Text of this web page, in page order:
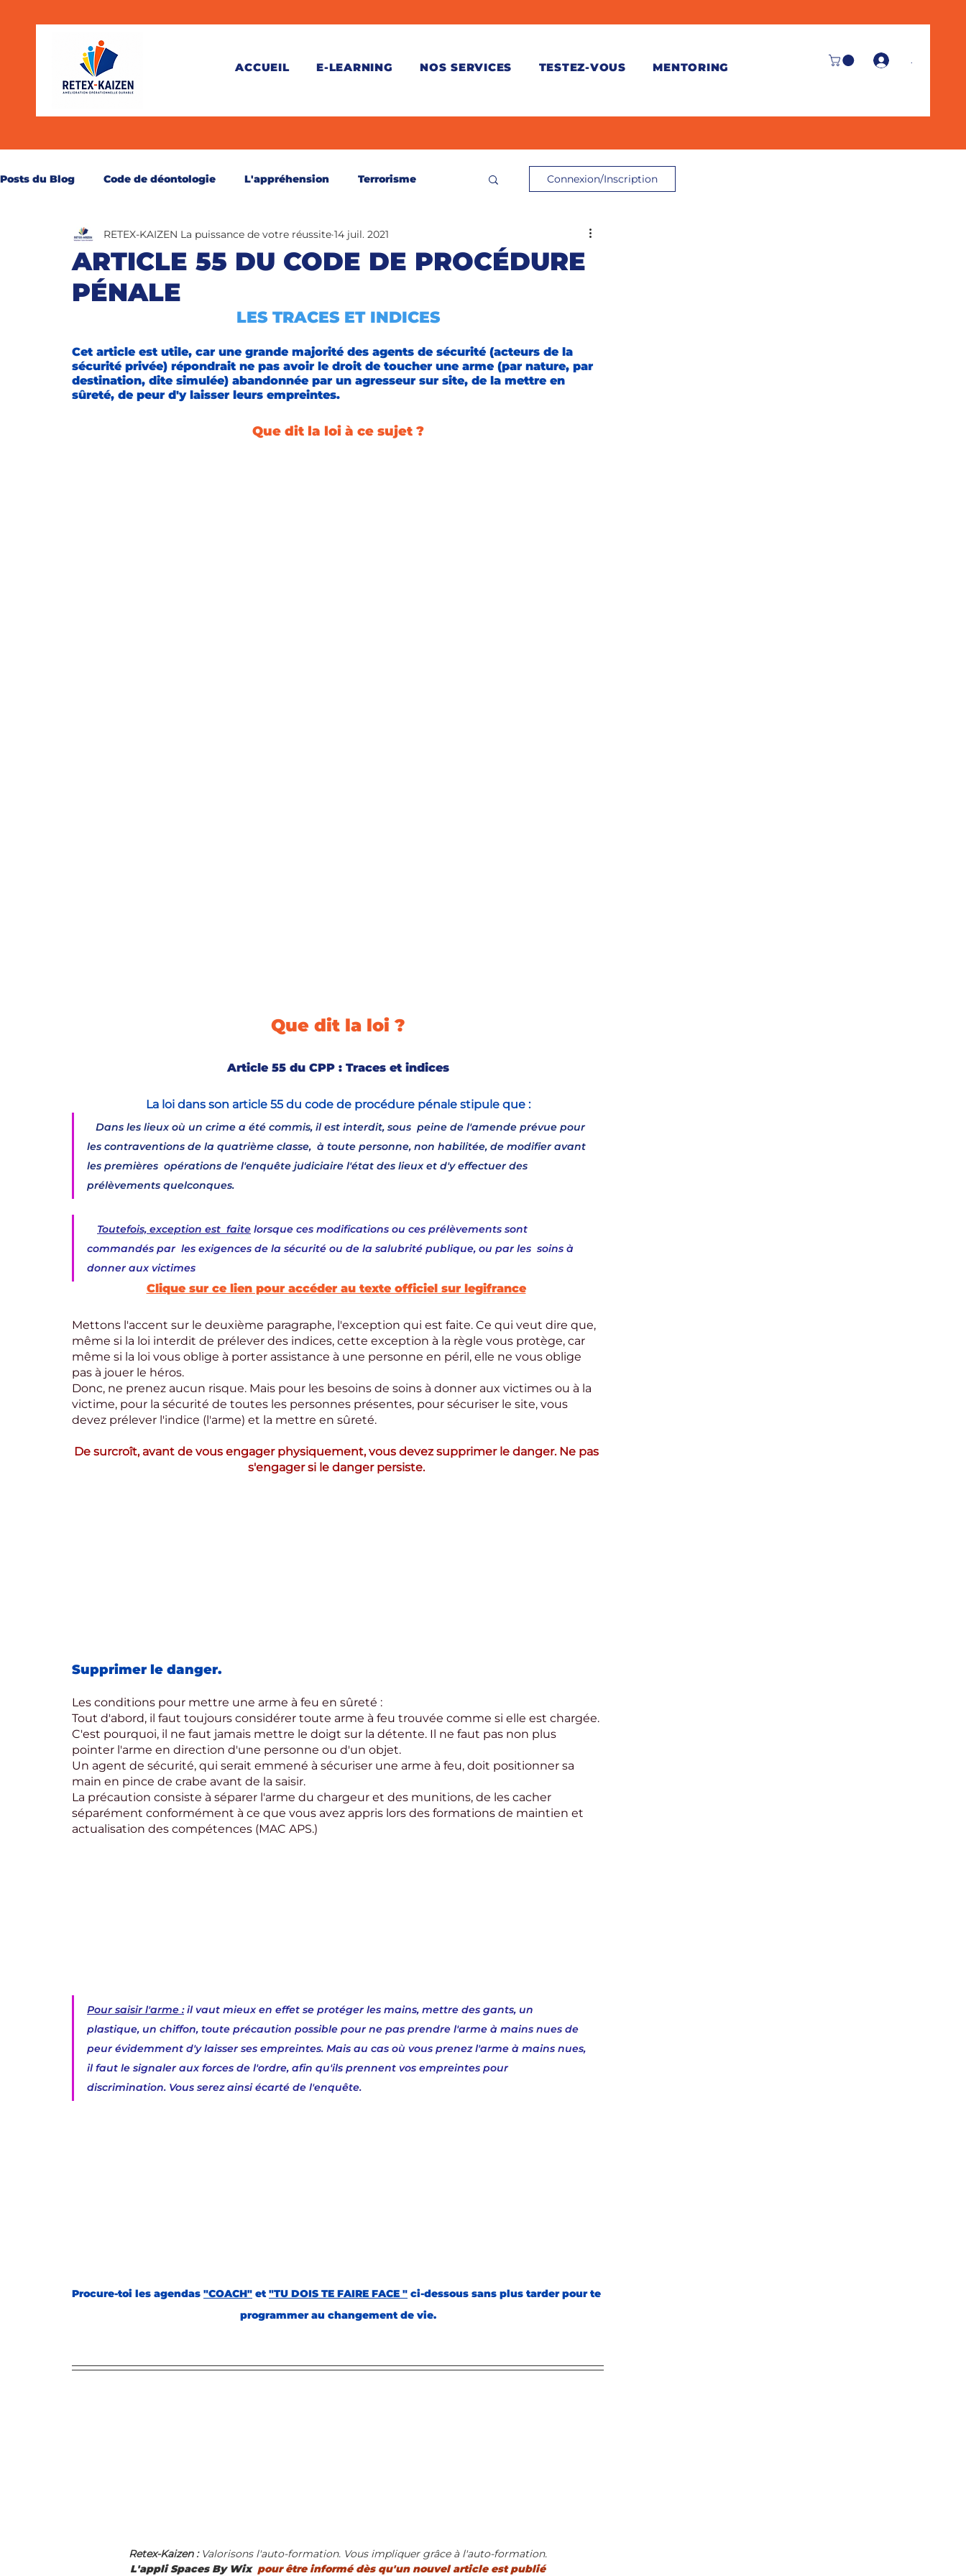
ACCUEIL E-LEARNING NOS SERVICES TESTEZ-VOUS MENTORING
.
Posts du Blog Code de déontologie L'appréhension Terrorisme
Pratique Juridique Santé Contrôle de connaissances
Perspective Secourisme
ÉVOLUTION DE CARRIÈRE Retours d'expériences
Connexion/Inscription
ARTICLE 55 DU CODE DE PROCÉDURE
PÉNALE
RETEX-KAIZEN La puissance de votre réussite 14 juil. 2021
LES TRACES ET INDICES
Cet article est utile, car une grande majorité des agents de sécurité (acteurs de la
sécurité privée) répondrait ne pas avoir le droit de toucher une arme (par nature, par
destination, dite simulée) abandonnée par un agresseur sur site, de la mettre en
sûreté, de peur d'y laisser leurs empreintes.
Que dit la loi à ce sujet ?
Que dit la loi ?
Article 55 du CPP : Traces et indices
La loi dans son article 55 du code de procédure pénale stipule que :
Dans les lieux où un crime a été commis, il est interdit, sous  peine de l'amende prévue pour
les contraventions de la quatrième classe,  à toute personne, non habilitée, de modifier avant
les premières  opérations de l'enquête judiciaire l'état des lieux et d'y effectuer des
prélèvements quelconques.
Toutefois, exception est  faite lorsque ces modifications ou ces prélèvements sont
commandés par  les exigences de la sécurité ou de la salubrité publique, ou par les  soins à
donner aux victimes
Clique sur ce lien pour accéder au texte officiel sur legifrance
Mettons l'accent sur le deuxième paragraphe, l'exception qui est faite. Ce qui veut dire que,
même si la loi interdit de prélever des indices, cette exception à la règle vous protège, car
même si la loi vous oblige à porter assistance à une personne en péril, elle ne vous oblige
pas à jouer le héros.
Donc, ne prenez aucun risque. Mais pour les besoins de soins à donner aux victimes ou à la
victime, pour la sécurité de toutes les personnes présentes, pour sécuriser le site, vous
devez prélever l'indice (l'arme) et la mettre en sûreté.
De surcroît, avant de vous engager physiquement, vous devez supprimer le danger. Ne pas
s'engager si le danger persiste.
Supprimer le danger.
Les conditions pour mettre une arme à feu en sûreté :
Tout d'abord, il faut toujours considérer toute arme à feu trouvée comme si elle est chargée.
C'est pourquoi, il ne faut jamais mettre le doigt sur la détente. Il ne faut pas non plus
pointer l'arme en direction d'une personne ou d'un objet.
Un agent de sécurité, qui serait emmené à sécuriser une arme à feu, doit positionner sa
main en pince de crabe avant de la saisir.
La précaution consiste à séparer l'arme du chargeur et des munitions, de les cacher
séparément conformément à ce que vous avez appris lors des formations de maintien et
actualisation des compétences (MAC APS.)
Pour saisir l'arme : il vaut mieux en effet se protéger les mains, mettre des gants, un
plastique, un chiffon, toute précaution possible pour ne pas prendre l'arme à mains nues de
peur évidemment d'y laisser ses empreintes. Mais au cas où vous prenez l'arme à mains nues,
il faut le signaler aux forces de l'ordre, afin qu'ils prennent vos empreintes pour
discrimination. Vous serez ainsi écarté de l'enquête.
Procure-toi les agendas "COACH" et "TU DOIS TE FAIRE FACE " ci-dessous sans plus tarder pour te
programmer au changement de vie.
Retex-Kaizen : Valorisons l'auto-formation. Vous impliquer grâce à l'auto-formation.
L'appli Spaces By Wix pour être informé dès qu'un nouvel article est publié